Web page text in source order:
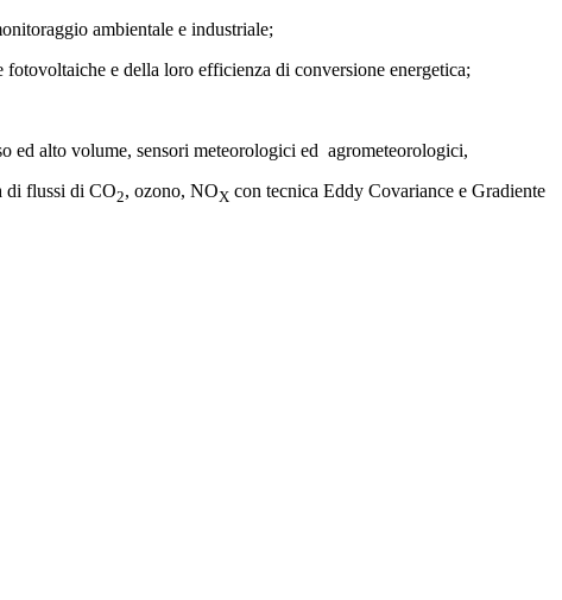
ambientale e industriale;
e della loro efficienza di conversione energetica;
ed alto volume, sensori meteorologici ed agrometeorologici,
di flussi di CO2, ozono, NOX con tecnica Eddy Covariance e Gradiente